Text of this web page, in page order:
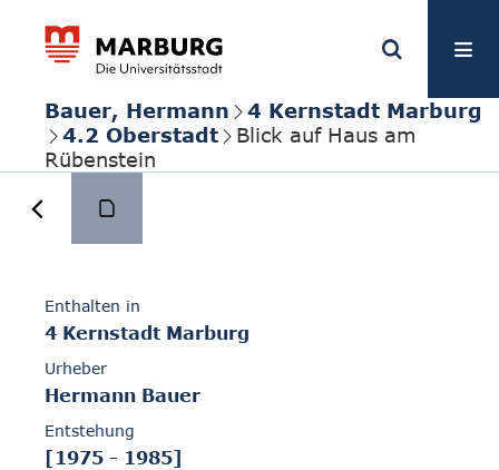
Bauer, Hermann
4 Kernstadt Marburg
4.2 Oberstadt
Blick auf Haus am
Rübenstein
Enthalten in
4 Kernstadt Marburg
Urheber
Hermann Bauer
Entstehung
[1975 - 1985]